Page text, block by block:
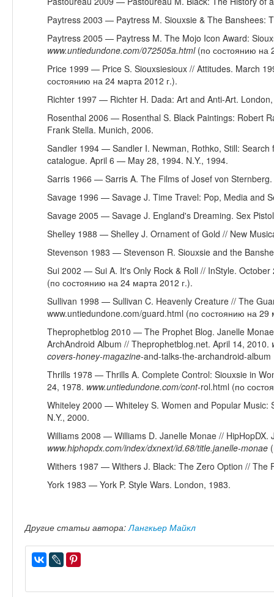
Paytress 2003 — Paytress M. Siouxsie & The Banshees:
Paytress 2005 — Paytress M. The Mojo Icon Award:
www.untiedundone.com/072505a.html(по состоянию на
Price 1999 — Price S. Siouxsiesioux // Attitudes. March
состоянию на 24 марта 2012 г.).
Richter 1997 — Richter H. Dada: Art and Anti-Art.
Rosenthal 2006 — Rosenthal S. Black Paintings: Robert
Frank Stella. Munich, 2006.
Sandler 1994 — Sandler I. Newman, Rothko, Still: Search
catalogue. April 6 — May 28, 1994. N.Y., 1994.
Sarris 1966 — Sarris A. The Films of Josef von Sternberg.
Savage 1996 — Savage J. Time Travel: Pop, Media and
Savage 2005 — Savage J. England's Dreaming. Sex
Shelley 1988 — Shelley J. Ornament of Gold // New
Stevenson 1983 — Stevenson R. Siouxsie and the
Sui 2002 — Sui A. It's Only Rock & Roll // InStyle.
(по состоянию на 24 марта 2012 г.).
Sullivan 1998 — Sullivan C. Heavenly Creature // The
www.untiedundone.com/guard.html (по состоянию на 29
Theprophetblog 2010 — The Prophet Blog. Janelle
ArchAndroid Album // Theprophetblog.net. April 14, 2010.
covers-honey-magazine-and-talks-the-archandroid-
Thrills 1978 — Thrills A. Complete Control: Siouxsie in
24, 1978. www.untiedundone.com/cont-rol.html (по
Whiteley 2000 — Whiteley S. Women and Popular Music:
N.Y., 2000.
Williams 2008 — Williams D. Janelle Monae // HipHopDX.
www.hiphopdx.com/index/dxnext/id.68/title.janelle-monae
Withers 1987 — Withers J. Black: The Zero Option // The
York 1983 — York P. Style Wars. London, 1983.
Другие статьи автора:Лангкьер Майкл